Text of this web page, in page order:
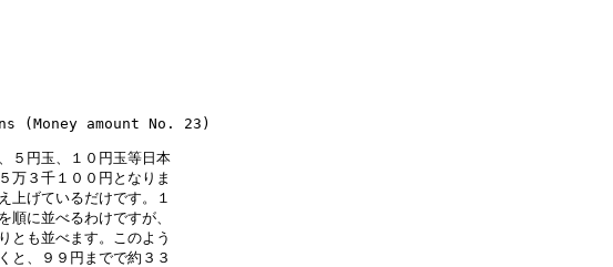
(Money amount No. 23)
５円玉、１０円玉等日本
万３千１００円となりま
上げているだけです。１
順に並べるわけですが、
とも並べます。このよう
と、９９円までで約３３